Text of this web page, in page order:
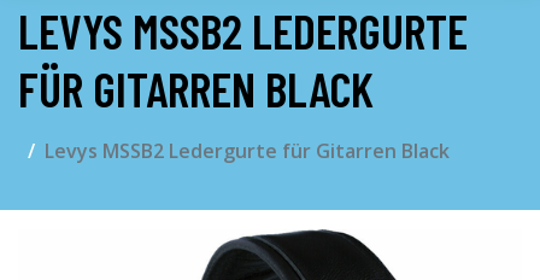
LEVYS MSSB2 LEDERGURTE
FÜR GITARREN BLACK
Levys MSSB2 Ledergurte für Gitarren Black